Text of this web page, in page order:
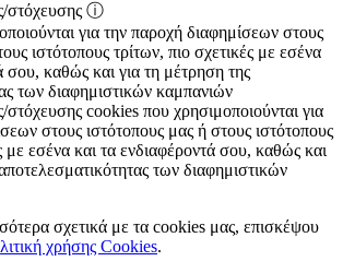
στόχευσης ⓘ
για την παροχή διαφημίσεων στους
ιστότοπους τρίτων, πιο σχετικές με εσένα
σου, καθώς και για τη μέτρηση της
των διαφημιστικών καμπανιών
στόχευσης cookies που χρησιμοποιούνται για
στους ιστότοπους μας ή στους ιστότοπους
με εσένα και τα ενδιαφέροντά σου, καθώς και
των διαφημιστικών
σχετικά με τα cookies μας, επισκέψου
χρήσης Cookies.